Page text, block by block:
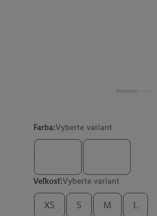
Farba:Vyberte variant
Veľkosť:Vyberte variant
XS S M L